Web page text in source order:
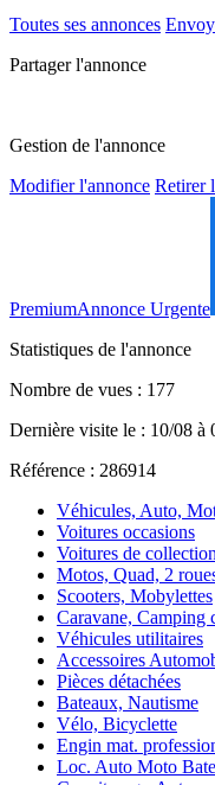
Toutes ses annonces
Partager l'annonce
Gestion de l'annonce
Modifier l'annonce Retirer
PremiumAnnonce Urgente
Statistiques de l'annonce
Nombre de vues : 177
Dernière visite le : 10/08 à
Référence : 286914
Véhicules, Auto,
Voitures occasions
Voitures de collection
Motos, Quad, 2
Scooters, Mobylettes
Caravane, Camping
Véhicules utilitaires
Accessoires
Pièces détachées
Bateaux, Nautisme
Vélo, Bicyclette
Engin mat.
Loc. Auto Moto